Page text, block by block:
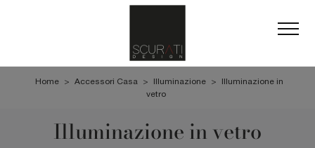
Home > Accessori Casa > Illuminazione >
Illuminazione in
vetro
Illuminazione in vetro